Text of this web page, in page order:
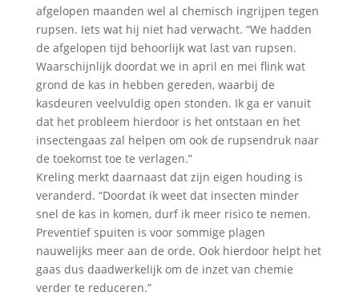
afgelopen maanden wel al chemisch ingrijpen tegen
rupsen. Iets wat hij niet had verwacht. “We hadden
de afgelopen tijd behoorlijk wat last van rupsen.
Waarschijnlijk doordat we in april en mei flink wat
grond de kas in hebben gereden, waarbij de
kasdeuren veelvuldig open stonden. Ik ga er vanuit
dat het probleem hierdoor is het ontstaan en het
insectengaas zal helpen om ook de rupsendruk naar
de toekomst toe te verlagen.”
Kreling merkt daarnaast dat zijn eigen houding is
veranderd. “Doordat ik weet dat insecten minder
snel de kas in komen, durf ik meer risico te nemen.
Preventief spuiten is voor sommige plagen
nauwelijks meer aan de orde. Ook hierdoor helpt het
gaas dus daadwerkelijk om de inzet van chemie
verder te reduceren.”